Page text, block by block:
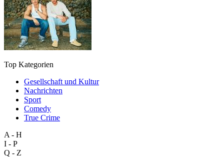
Top Kategorien
Gesellschaft und Kultur
Nachrichten
Sport
Comedy
True Crime
A - H
I - P
Q - Z